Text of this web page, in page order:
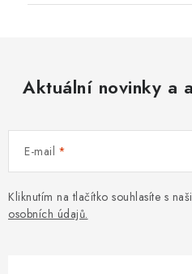
Aktuální novinky a
E-mail
Kliknutím na tlačítko souhlasíte s
osobních údajů.